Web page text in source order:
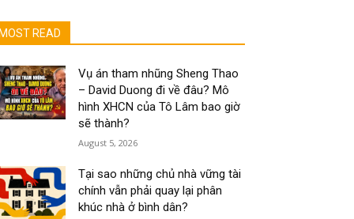
MOST READ
Vụ án tham nhũng Sheng Thao
– David Duong đi về đâu? Mô
hình XHCN của Tô Lâm bao giờ
sẽ thành?
August 5, 2026
Tại sao những chủ nhà vững tài
chính vẫn phải quay lại phân
khúc nhà ở bình dân?